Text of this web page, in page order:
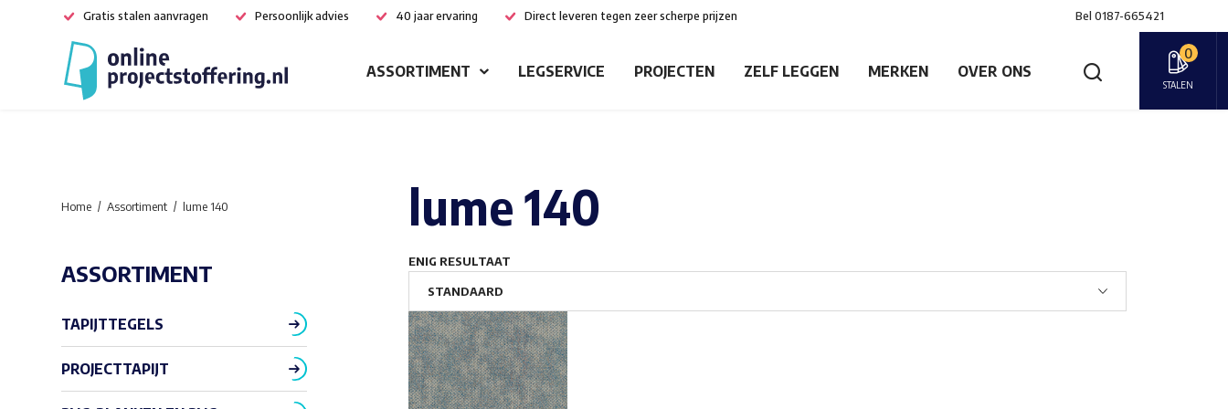
Gratis stalen aanvragen Persoonlijk advies 40 jaar ervaring Direct leveren tegen zeer scherpe prijzen Bel 0187-665421
ASSORTIMENT LEGSERVICE PROJECTEN ZELF LEGGEN MERKEN OVER ONS
0
STALEN
lume 140
ENIG RESULTAAT
Home Assortiment lume 140
ASSORTIMENT
TAPIJTTEGELS
PROJECTTAPIJT